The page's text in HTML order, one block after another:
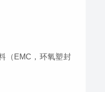
（EMC，环氧塑封